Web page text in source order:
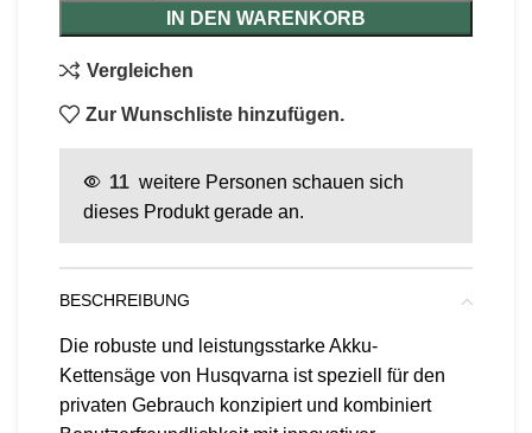
IN DEN WARENKORB
Vergleichen
Zur Wunschliste hinzufügen.
11 weitere Personen schauen sich
dieses Produkt gerade an.
BESCHREIBUNG
Die robuste und leistungsstarke Akku-
Kettensäge von Husqvarna ist speziell für den
privaten Gebrauch konzipiert und kombiniert